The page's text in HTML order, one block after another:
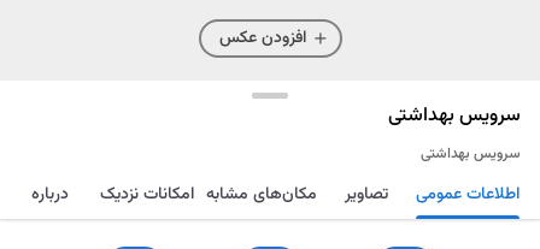
افزودن عکس
سرویس بهداشتی
سرویس بهداشتی
مسیریابی ذخیره ارسال اطلاعات عمومی تصاویر مکان‌های مشابه امکانات نزدیک درباره